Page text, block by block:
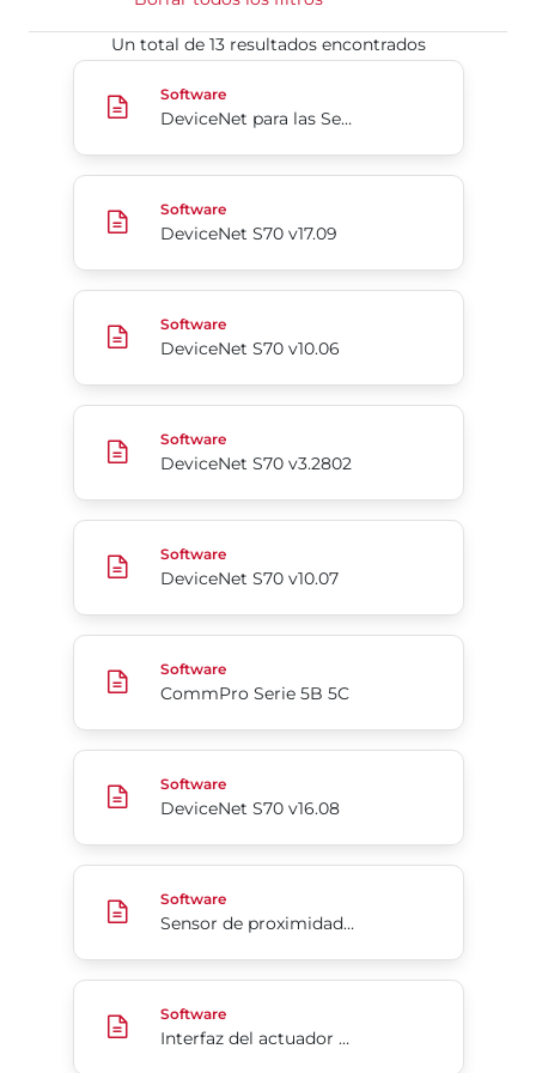
Un total de 13 resultados encontrados
DeviceNet para las Series 5B/5C - EDS
Software
DeviceNet para las Series 5B/5C - EDS
DeviceNet S70 v17.09
Software
DeviceNet S70 v17.09
DeviceNet S70 v10.06
Software
DeviceNet S70 v10.06
DeviceNet S70 v3.2802
Software
DeviceNet S70 v3.2802
DeviceNet S70 v10.07
Software
DeviceNet S70 v10.07
CommPro Serie 5B 5C
Software
CommPro Serie 5B 5C
DeviceNet S70 v16.08
Software
DeviceNet S70 v16.08
Sensor de proximidad Serie 52 2N1 v1.1
Software
Sensor de proximidad Serie 52 2N1 v1.1
Interfaz del actuador digital Serie 52 v2.05
Software
Interfaz del actuador digital Serie 52 v2.05